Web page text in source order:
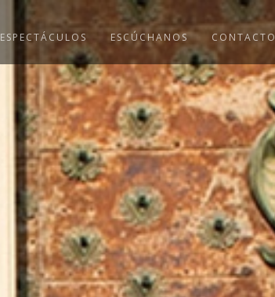
ESPECTÁCULOS ESCÚCHANOS CONTACTO